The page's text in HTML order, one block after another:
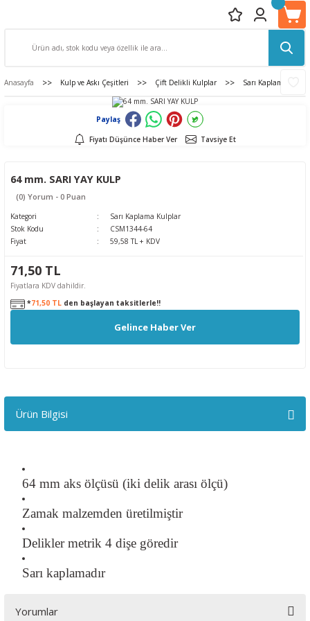
Anasayfa Kulp ve Askı Çeşitleri Çift Delikli Kulplar Sarı Kaplama
Paylaş
Fiyatı Düşünce Haber Ver Tavsiye Et
64 mm. SARI YAY KULP
(0) Yorum - 0 Puan
Kategori
Sarı Kaplama Kulplar
Stok Kodu
CSM1344-64
Fiyat
59,58 TL + KDV
71,50 TL
Fiyatlara KDV dahildir.
*71,50 TL den başlayan taksitlerle!!
Gelince Haber Ver
Ürün Bilgisi
64 mm aks ölçüsü (iki delik arası ölçü)
Zamak malzemden üretilmiştir
Delikler metrik 4 dişe göredir
Sarı kaplamadır
Yorumlar